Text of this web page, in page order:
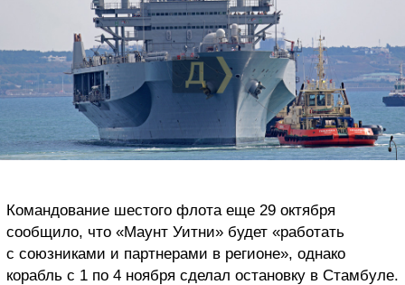
Командование шестого флота еще 29 октября
сообщило, что «Маунт Уитни» будет «работать
с союзниками и партнерами в регионе», однако
корабль с 1 по 4 ноября сделал остановку в Стамбуле.